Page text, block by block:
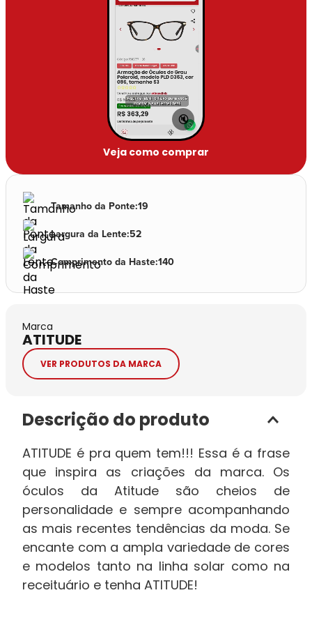
🔇
Veja como comprar
Tamanho da Ponte:19
Largura da Lente:52
Comprimento da Haste:140
Marca
ATITUDE
VER PRODUTOS DA MARCA
Descrição do produto
ATITUDE é pra quem tem!!! Essa é a frase
que inspira as criações da marca. Os
óculos da Atitude são cheios de
personalidade e sempre acompanhando
as mais recentes tendências da moda. Se
encante com a ampla variedade de cores
e modelos tanto na linha solar como na
receituário e tenha ATITUDE!